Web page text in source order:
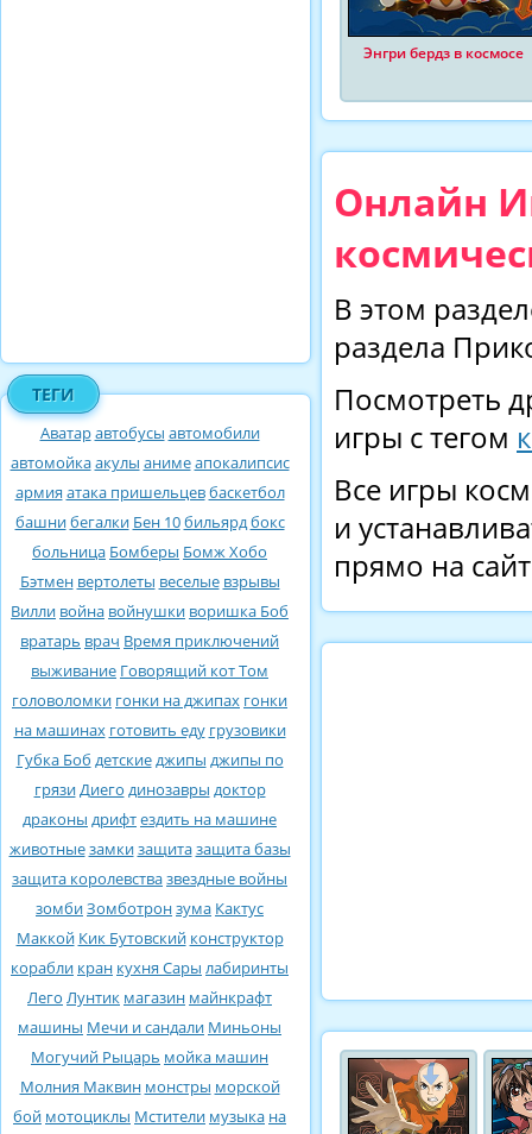
ТЕГИ
Аватаравтобусы автомобили
автомойкаакулы анимеапокалипсис
армия атака пришельцевбаскетбол
башнибегалки Бен 10бильярдбокс
больница Бомберы Бомж Хобо
Бэтмен вертолеты веселые взрывы
Вилли война войнушки воришка Боб
вратарь врач Время приключений
выживание Говорящий кот Том
головоломки гонки на джипах гонки
на машинах готовить еду грузовики
Губка Боб детскиеджипы джипы по
грязиДиего динозавры доктор
драконы дрифтездить на машине
животныезамкизащитазащита базы
защита королевствазвездные войны
зомбиЗомботронзума Кактус
Маккой Кик Бутовский конструктор
корабли кран кухня Сары лабиринты
Лего Лунтик магазин майнкрафт
машины Мечи и сандали Миньоны
Могучий Рыцарь мойка машин
Молния Маквин монстры морской
бой мотоциклы Мстители музыка на
Энгри бердз в космосе
Онлайн
В этом
раздела
Посмотреть
игры с тегом
Все игры
и
прямо на